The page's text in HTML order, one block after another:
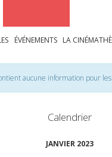
ÉVÉNEMENTS LA
aucune information pour
Calendrier
JANVIER 2023